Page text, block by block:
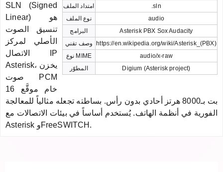
امتداد الملف
.sln
نوع الملف
audio
البرامج
Asterisk PBX Sox Audacity
وصف تقني https://en.wikipedia.org/wiki/Asterisk_(PBX)
نوع MIME
audio/x-raw
المطوّر
Digium (Asterisk project)
SLN (Signed
Linear) هو
تنسيق الصوت
الأصلي لمركز
الاتصال IP
Asterisk، يخزن
صوت PCM
خام موقَّع 16
بت بـ8000 هرتز أحادي بدون رأس. بساطته تجعله مثالياً للمعالجة
الفورية في أنظمة الهاتف. يُستخدم أساساً في بيئات الاتصالات مع
Asterisk وFreeSWITCH.